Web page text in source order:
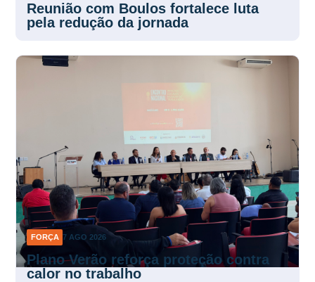
Reunião com Boulos fortalece luta
pela redução da jornada
FORÇA 7 AGO 2026
Plano Verão reforça proteção contra
calor no trabalho